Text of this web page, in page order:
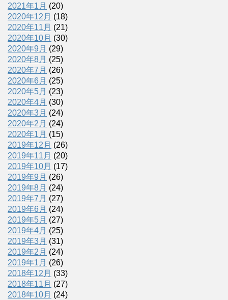
2021年1月 (20)
2020年12月 (18)
2020年11月 (21)
2020年10月 (30)
2020年9月 (29)
2020年8月 (25)
2020年7月 (26)
2020年6月 (25)
2020年5月 (23)
2020年4月 (30)
2020年3月 (24)
2020年2月 (24)
2020年1月 (15)
2019年12月 (26)
2019年11月 (20)
2019年10月 (17)
2019年9月 (26)
2019年8月 (24)
2019年7月 (27)
2019年6月 (24)
2019年5月 (27)
2019年4月 (25)
2019年3月 (31)
2019年2月 (24)
2019年1月 (26)
2018年12月 (33)
2018年11月 (27)
2018年10月 (24)